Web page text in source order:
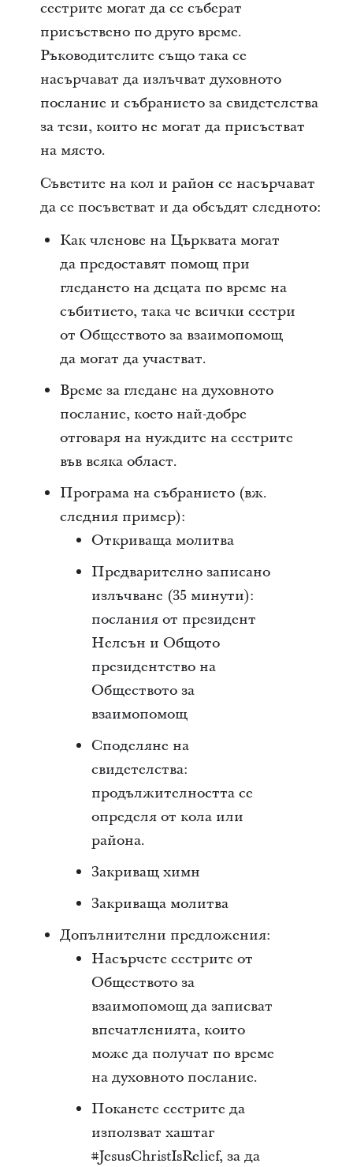
сестрите могат да се съберат
присъствено по друго време.
Ръководителите също така се
насърчават да излъчват духовното
послание и събранието за свидетелства
за тези, които не могат да присъстват
на място.
Съветите на кол и район се насърчават
да се посъветват и да обсъдят следното:
Как членове на Църквата могат
да предоставят помощ при
гледането на децата по време на
събитието, така че всички сестри
от Обществото за взаимопомощ
да могат да участват.
Време за гледане на духовното
послание, което най-добре
отговаря на нуждите на сестрите
във всяка област.
Програма на събранието (вж.
следния пример):
Откриваща молитва
Предварително записано
излъчване (35 минути):
послания от президент
Нелсън и Общото
президентство на
Обществото за
взаимопомощ
Споделяне на
свидетелства:
продължителността се
определя от кола или
района.
Закриващ химн
Закриваща молитва
Допълнителни предложения:
Насърчете сестрите от
Обществото за
взаимопомощ да записват
впечатленията, които
може да получат по време
на духовното послание.
Поканете сестрите да
използват хаштаг
#JesusChristIsRelief, за да